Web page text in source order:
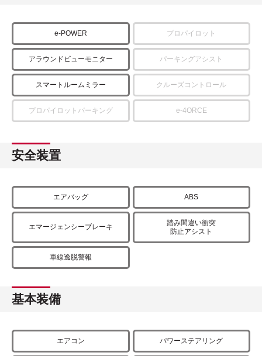
e-POWER プロパイロット
アラウンドビューモニター パーキングアシスト
スマートルームミラー クルーズコントロール
プロパイロットパーキング e-4ORCE
安全装置
エアバッグ ABS
エマージェンシーブレーキ
踏み間違い衝突
防止アシスト
車線逸脱警報
基本装備
エアコン パワーステアリング